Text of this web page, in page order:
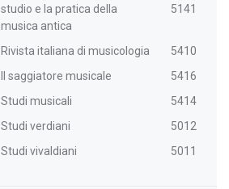
studio e la pratica della
musica antica
5141
Rivista italiana di musicologia
5410
Il saggiatore musicale
5416
Studi musicali
5414
Studi verdiani
5012
Studi vivaldiani
5011